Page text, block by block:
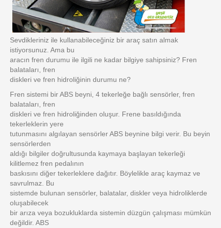
Sevdikleriniz ile kullanabileceğiniz bir araç satın almak
istiyorsunuz. Ama bu
aracın fren durumu ile ilgili ne kadar bilgiye sahipsiniz? Fren
balataları, fren
diskleri ve fren hidroliğinin durumu ne?
Fren sistemi bir ABS beyni, 4 tekerleğe bağlı sensörler, fren
balataları, fren
diskleri ve fren hidroliğinden oluşur. Frene basıldığında
tekerleklerin yere
tutunmasını algılayan sensörler ABS beynine bilgi verir. Bu beyin
sensörlerden
aldığı bilgiler doğrultusunda kaymaya başlayan tekerleği
kilitlemez fren pedalının
baskısını diğer tekerleklere dağıtır. Böylelikle araç kaymaz ve
savrulmaz. Bu
sistemde bulunan sensörler, balatalar, diskler veya hidroliklerde
oluşabilecek
bir arıza veya bozukluklarda sistemin düzgün çalışması mümkün
değildir. ABS